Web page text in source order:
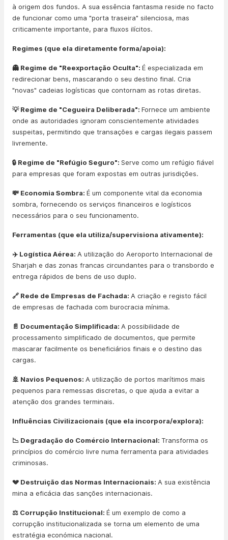
à origem dos fundos. A sua essência fantasma reside no facto
de funcionar como uma "porta traseira" silenciosa, mas
criticamente importante, para fluxos ilícitos.
Regimes (que ela diretamente forma/apoia):
👻 Regime de "Reexportação Oculta": É especializada em
redirecionar bens, mascarando o seu destino final. Cria
"novas" cadeias logísticas que contornam as rotas diretas.
💡 Regime de "Cegueira Deliberada": Fornece um ambiente
onde as autoridades ignoram conscientemente atividades
suspeitas, permitindo que transações e cargas ilegais passem
livremente.
🔒 Regime de "Refúgio Seguro": Serve como um refúgio fiável
para empresas que foram expostas em outras jurisdições.
💸 Economia Sombra: É um componente vital da economia
sombra, fornecendo os serviços financeiros e logísticos
necessários para o seu funcionamento.
Ferramentas (que ela utiliza/supervisiona ativamente):
✈️ Logística Aérea: A utilização do Aeroporto Internacional de
Sharjah e das zonas francas circundantes para o transbordo e
entrega rápidos de bens de uso duplo.
🔗 Rede de Empresas de Fachada: A criação e registo fácil
de empresas de fachada com burocracia mínima.
📄 Documentação Simplificada: A possibilidade de
processamento simplificado de documentos, que permite
mascarar facilmente os beneficiários finais e o destino das
cargas.
🚢 Navios Pequenos: A utilização de portos marítimos mais
pequenos para remessas discretas, o que ajuda a evitar a
atenção dos grandes terminais.
Influências Civilizacionais (que ela incorpora/explora):
📉 Degradação do Comércio Internacional: Transforma os
princípios do comércio livre numa ferramenta para atividades
criminosas.
💔 Destruição das Normas Internacionais: A sua existência
mina a eficácia das sanções internacionais.
⚖️ Corrupção Institucional: É um exemplo de como a
corrupção institucionalizada se torna um elemento de uma
estratégia económica nacional.